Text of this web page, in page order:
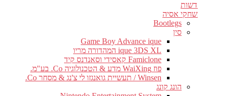
חדשות
משחקי אסיה
Bootlegs
סין
Game Boy Advance ique
ique 3DS XL המהדורה מריו
Famiclone קאסידי וסאנדנס קיד
פוז WaiXing מדע & הטכנולוגיה Co. בע"מ.
Winsen / תעשיית גואנגזו לי צ'נג & מסחר Co.
הונג קונג